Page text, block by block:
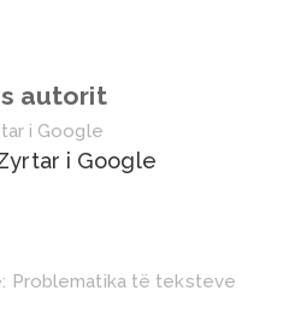
autorit
i Google